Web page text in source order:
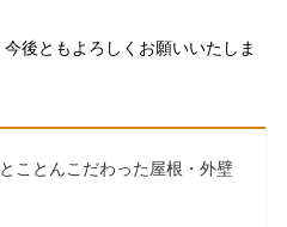
後ともよろしくお願いいたしま
ことんこだわった屋根・外壁